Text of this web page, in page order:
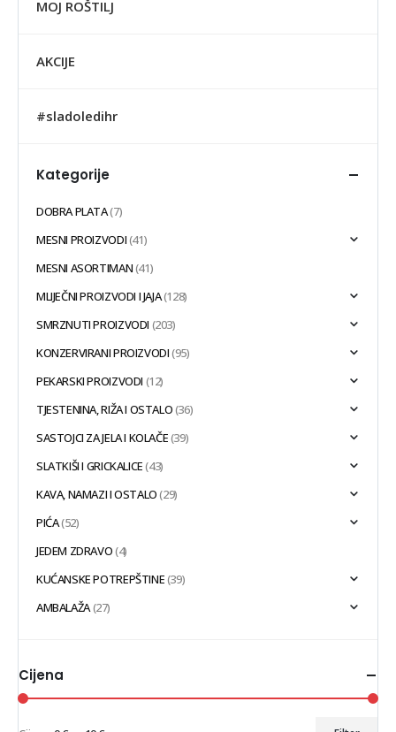
MOJ ROŠTILJ
AKCIJE
#sladoledihr
Kategorije
DOBRA PLATA(7)
MESNI PROIZVODI(41)
MESNI ASORTIMAN(41)
MLIJEČNI PROIZVODI I JAJA(128)
SMRZNUTI PROIZVODI (203)
KONZERVIRANI PROIZVODI(95)
PEKARSKI PROIZVODI (12)
TJESTENINA, RIŽA I OSTALO(36)
SASTOJCI ZA JELA I KOLAČE(39)
SLATKIŠI I GRICKALICE(43)
KAVA, NAMAZI I OSTALO(29)
PIĆA(52)
JEDEM ZDRAVO(4)
KUĆANSKE POTREPŠTINE(39)
AMBALAŽA(27)
Cijena